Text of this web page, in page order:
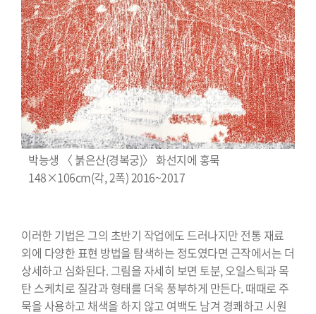
박능생 〈 붉은산(경복궁)〉 화선지에 홍묵
148×106cm(각, 2폭) 2016~2017
이러한 기법은 그의 초반기 작업에도 드러나지만 전통 재료
외에 다양한 표현 방법을 탐색하는 정도였다면 근작에서는 더
상세하고 심화된다. 그림을 자세히 보면 토분, 오일스틱과 목
탄 스케치로 질감과 형태를 더욱 풍부하게 만든다. 때때로 주
묵을 사용하고 채색을 하지 않고 여백도 남겨 경쾌하고 시원